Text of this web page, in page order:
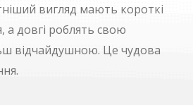
вигляд мають короткі
а довгі роблять свою
відчайдушною. Це чудова